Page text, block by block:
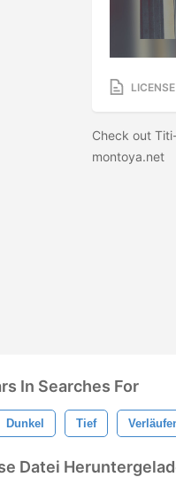
Check out
montoya.net
In Searches For
Dunkel Tief
Datei